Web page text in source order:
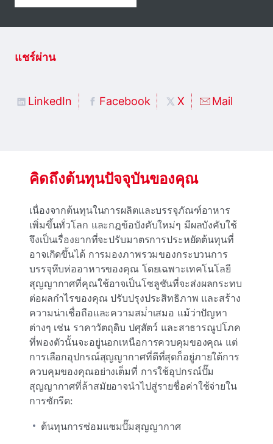
แชร์ผ่าน
LinkedIn Facebook X Mail
คิดถึงต้นทุนปัจจุบันของคุณ
เนื่องจากต้นทุนในการผลิตและบรรจุภัณฑ์อาหาร
เพิ่มขึ้นทั่วโลก และกฎข้อบังคับใหม่ๆ มีผลบังคับใช้
จึงเป็นเรื่องยากที่จะปรับมาตรการประหยัดต้นทุนที่
อาจเกิดขึ้นได้ การมองภาพรวมของกระบวนการ
บรรจุหีบห่ออาหารของคุณ โดยเฉพาะเทคโนโลยี
สุญญากาศที่คุณใช้อาจเป็นโซลูชันที่จะส่งผลกระทบ
ต่อผลกําไรของคุณ ปรับปรุงประสิทธิภาพ และสร้าง
ความน่าเชื่อถือและความสม่ําเสมอ แม้ว่าปัญหา
ต่างๆ เช่น ราคาวัตถุดิบ ปศุสัตว์ และสาธารณูปโภค
ที่พองตัวนั้นจะอยู่นอกเหนือการควบคุมของคุณ แต่
การเลือกอุปกรณ์สุญญากาศที่ดีที่สุดก็อยู่ภายใต้การ
ควบคุมของคุณอย่างเต็มที่ การใช้อุปกรณ์ปั๊ม
สุญญากาศที่ล้าสมัยอาจนําไปสู่รายชื่อค่าใช้จ่ายใน
การซักรีด:
ต้นทุนการซ่อมแซมปั๊มสุญญากาศ